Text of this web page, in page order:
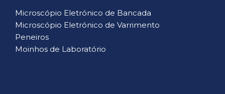
Microscópio Eletrónico de Bancada
Microscópio Eletrónico de Varrimento
Peneiros
Moinhos de Laboratório